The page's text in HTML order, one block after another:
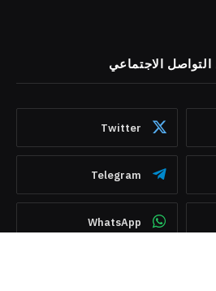
الاجتماعي
Twitter
Telegram
WhatsApp